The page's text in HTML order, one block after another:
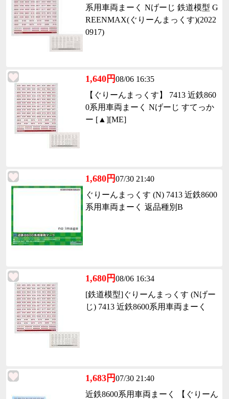
系用車両まーく Nげーじ 鉄道模型 G
REENMAX(ぐりーんまっくす)(2022
0917)
1,640円08/06 16:35
【ぐりーんまっくす】 7413 近鉄860
0系用車両まーく Nげーじ すてっか
ー [▲][ME]
1,680円07/30 21:40
ぐりーんまっくす (N) 7413 近鉄8600
系用車両まーく 返品種別B
1,680円08/06 16:34
[鉄道模型]ぐりーんまっくす (Nげー
じ) 7413 近鉄8600系用車両まーく
1,683円07/30 21:40
近鉄8600系用車両まーく 【ぐりーん